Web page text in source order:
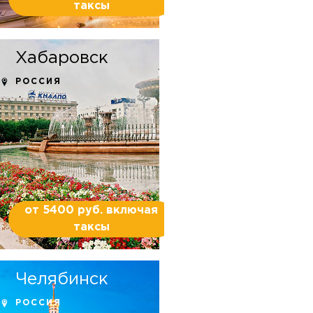
таксы
Хабаровск
РОССИЯ
от 5400 руб. включая
таксы
Челябинск
РОССИЯ